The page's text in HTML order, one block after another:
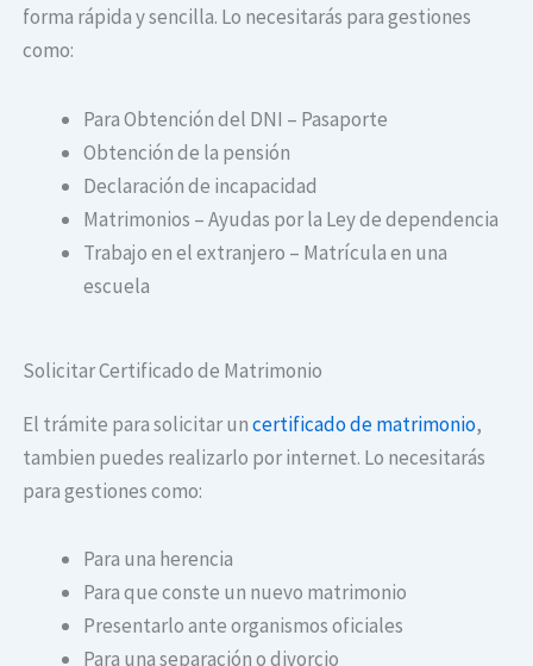
forma rápida y sencilla. Lo necesitarás para gestiones
como:
Para Obtención del DNI – Pasaporte
Obtención de la pensión
Declaración de incapacidad
Matrimonios – Ayudas por la Ley de dependencia
Trabajo en el extranjero – Matrícula en una
escuela
Solicitar Certificado de Matrimonio
El trámite para solicitar uncertificado de matrimonio,
tambien puedes realizarlo por internet. Lo necesitarás
para gestiones como:
Para una herencia
Para que conste un nuevo matrimonio
Presentarlo ante organismos oficiales
Para una separación o divorcio